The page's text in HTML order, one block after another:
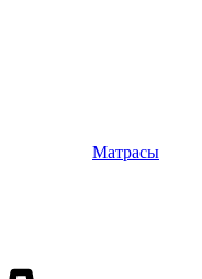
Матрасы